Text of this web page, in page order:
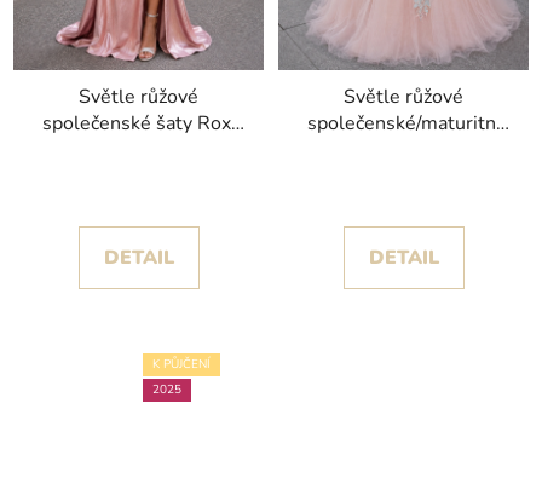
Světle růžové
společenské šaty Roxi
DETAIL
Světle růžové
společenské/maturitní
DETAIL
K PŮJČENÍ
2025